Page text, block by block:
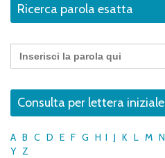
Ricerca parola esatta
Search
for:
Consulta per lettera iniziale
A B C D E F G H I J K L M N
Y Z